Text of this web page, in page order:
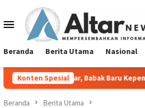
konten Menu
Mobile
Beranda Berita Utama Nasional
Konten Spesial
Babak Baru Kepemimpinan di
Beranda Berita Utama